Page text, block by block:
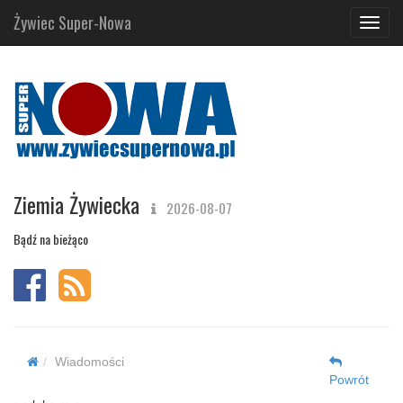
Żywiec Super-Nowa
Ziemia Żywiecka 2026-08-07
Bądź na bieżąco
Wiadomości
Powrót